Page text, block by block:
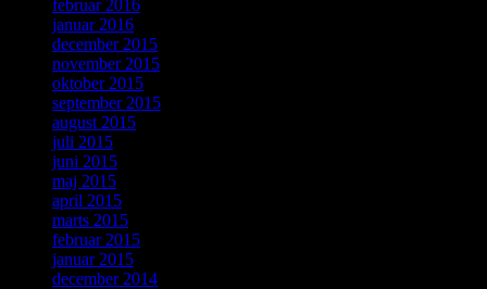
februar 2016
januar 2016
december 2015
november 2015
oktober 2015
september 2015
august 2015
juli 2015
juni 2015
maj 2015
april 2015
marts 2015
februar 2015
januar 2015
december 2014